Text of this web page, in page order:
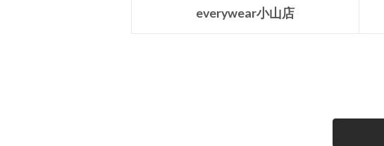
everywear小山店